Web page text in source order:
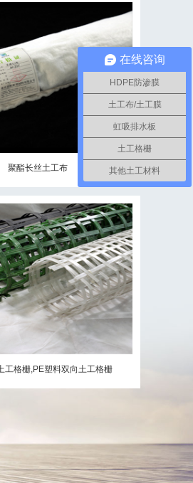
聚酯长丝土工布
工格栅,PE塑料双向土工格栅
在线咨询
HDPE防渗膜
土工布/土工膜
虹吸排水板
土工格栅
其他土工材料